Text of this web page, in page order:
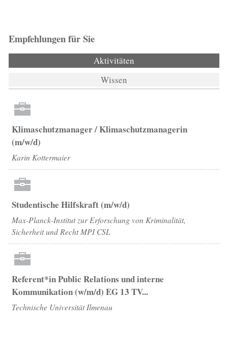
Empfehlungen für Sie
Aktivitäten
Wissen
Klimaschutzmanager / Klimaschutzmanagerin
(m/w/d)
Karin Kottermaier
Studentische Hilfskraft (m/w/d)
Max-Planck-Institut zur Erforschung von Kriminalität,
Sicherheit und Recht MPI CSL
Referent*in Public Relations und interne
Kommunikation (w/m/d) EG 13 TV...
Technische Universität Ilmenau